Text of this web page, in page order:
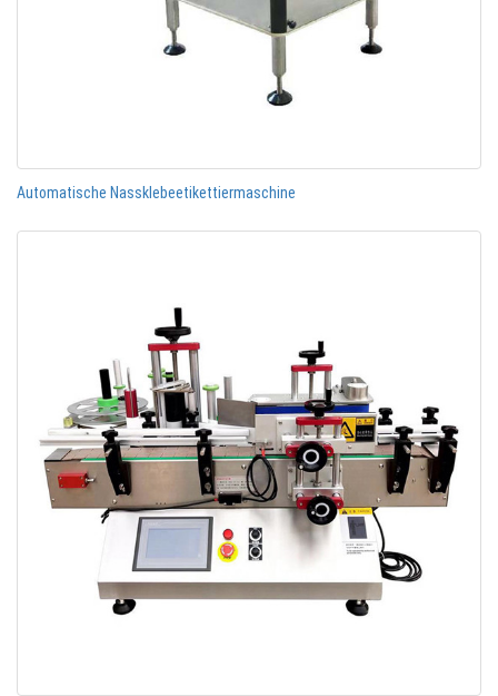
Automatische Nassklebeetikettiermaschine